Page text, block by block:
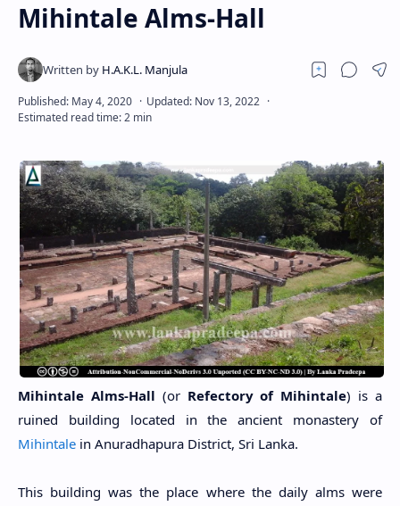
Mihintale Alms-Hall
Mihintale Alms-Hall (or Refectory of Mihintale) is a
ruined building located in the ancient monastery of
Mihintale in Anuradhapura District, Sri Lanka.
This building was the place where the daily alms were